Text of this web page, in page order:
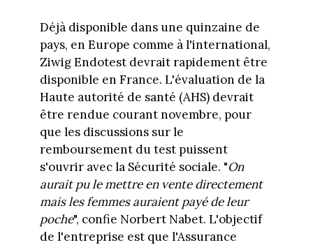
Déjà disponible dans une quinzaine de
pays, en Europe comme à l'international,
Ziwig Endotest devrait rapidement être
disponible en France. L'évaluation de la
Haute autorité de santé (AHS) devrait
être rendue courant novembre, pour
que les discussions sur le
remboursement du test puissent
s'ouvrir avec la Sécurité sociale. "On
aurait pu le mettre en vente directement
mais les femmes auraient payé de leur
poche", confie Norbert Nabet. L'objectif
de l'entreprise est que l'Assurance